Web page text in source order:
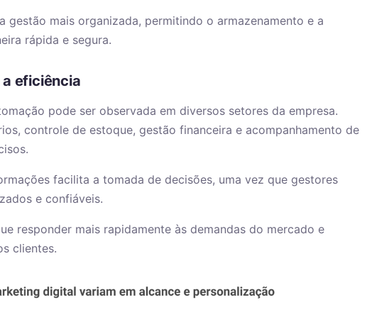
gestão mais organizada, permitindo o armazenamento e a
rápida e segura.
a eficiência
pode ser observada em diversos setores da empresa.
controle de estoque, gestão financeira e acompanhamento de
facilita a tomada de decisões, uma vez que gestores
e confiáveis.
responder mais rapidamente às demandas do mercado e
clientes.